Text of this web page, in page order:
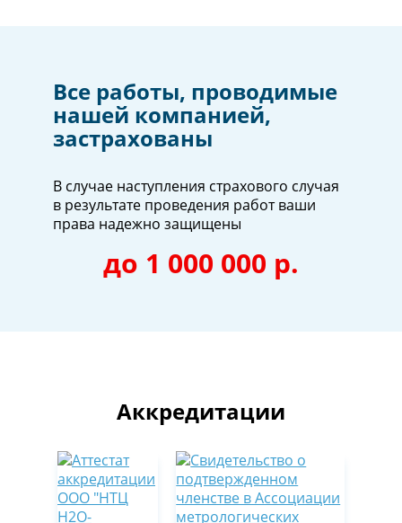
Все работы, проводимые
нашей компанией,
застрахованы
В случае наступления страхового случая
в результате проведения работ ваши
права надежно защищены
до 1 000 000 р.
Аккредитации